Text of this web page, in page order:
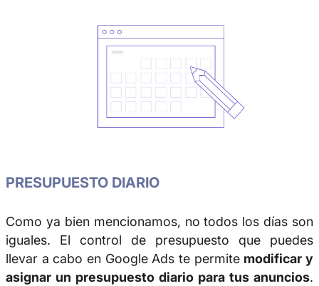
PRESUPUESTO DIARIO
Como ya bien mencionamos, no todos los días son
iguales. El control de presupuesto que puedes
llevar a cabo en Google Ads te permite modificar y
asignar un presupuesto diario para tus anuncios.